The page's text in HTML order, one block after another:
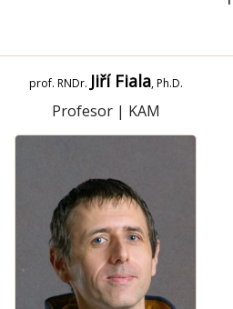
prof. RNDr. Jiří Fiala, Ph.D.
Profesor| KAM